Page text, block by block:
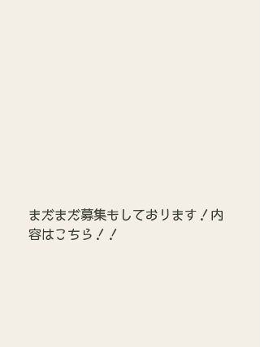
まだまだ募集もしております！内
容はこちら！！